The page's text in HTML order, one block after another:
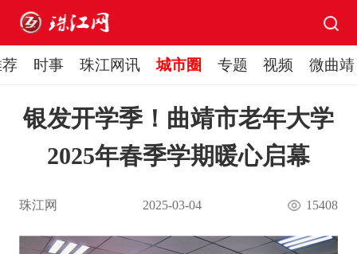
时事 珠江网讯 城市圈 专题 视频 微曲靖
银发开学季！曲靖市老年大学
2025年春季学期暖心启幕
珠江网 2025-03-04 15408